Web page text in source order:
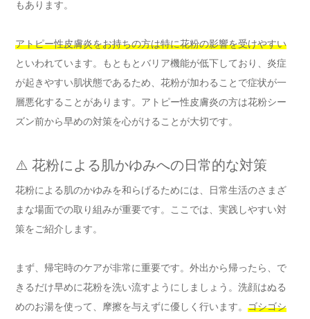
もあります。
アトピー性皮膚炎をお持ちの方は特に花粉の影響を受けやすい
といわれています。もともとバリア機能が低下しており、炎症
が起きやすい肌状態であるため、花粉が加わることで症状が一
層悪化することがあります。アトピー性皮膚炎の方は花粉シー
ズン前から早めの対策を心がけることが大切です。
⚠️ 花粉による肌かゆみへの日常的な対策
花粉による肌のかゆみを和らげるためには、日常生活のさまざ
まな場面での取り組みが重要です。ここでは、実践しやすい対
策をご紹介します。
まず、帰宅時のケアが非常に重要です。外出から帰ったら、で
きるだけ早めに花粉を洗い流すようにしましょう。洗顔はぬる
めのお湯を使って、摩擦を与えずに優しく行います。 ゴシゴシ